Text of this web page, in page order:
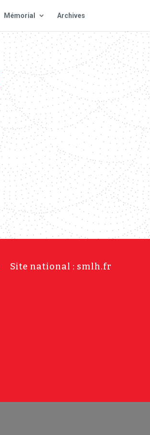
Mémorial Archives
Site national : smlh.fr